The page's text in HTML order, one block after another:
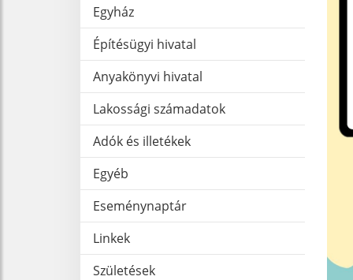
Egyház
Építésügyi hivatal
Anyakönyvi hivatal
Lakossági számadatok
Adók és illetékek
Egyéb
Eseménynaptár
Linkek
Születések